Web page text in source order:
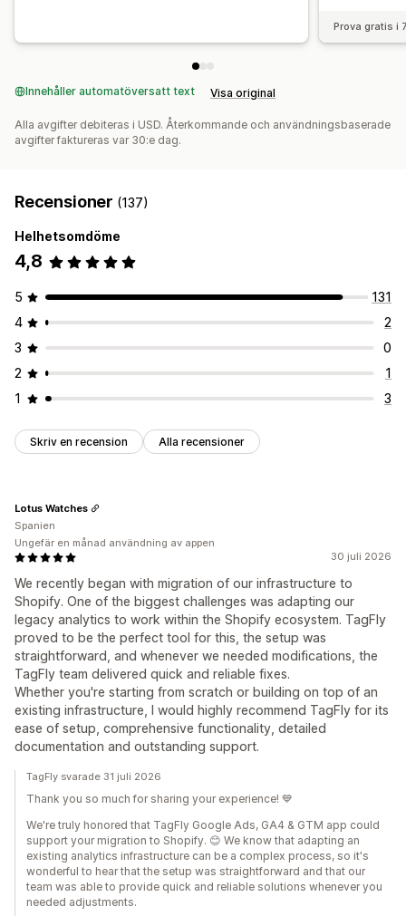
Prova gratis i
Innehåller automatöversatt text Visa original
Alla avgifter debiteras i USD. Återkommande och användningsbaserade
avgifter faktureras var 30:e dag.
Recensioner (137)
Helhetsomdöme
4,8
5
131
4
2
3
0
2
1
1
3
Skriv en recension Alla recensioner
30 juli 2026
We recently began with migration of our infrastructure to
Shopify. One of the biggest challenges was adapting our
legacy analytics to work within the Shopify ecosystem. TagFly
proved to be the perfect tool for this, the setup was
straightforward, and whenever we needed modifications, the
TagFly team delivered quick and reliable fixes.
Whether you're starting from scratch or building on top of an
existing infrastructure, I would highly recommend TagFly for its
ease of setup, comprehensive functionality, detailed
documentation and outstanding support.
Lotus Watches
Spanien
Ungefär en månad användning av appen
TagFly svarade 31 juli 2026
Thank you so much for sharing your experience! 💙
We're truly honored that TagFly Google Ads, GA4 & GTM app could
support your migration to Shopify. 😊 We know that adapting an
existing analytics infrastructure can be a complex process, so it's
wonderful to hear that the setup was straightforward and that our
team was able to provide quick and reliable solutions whenever you
needed adjustments.